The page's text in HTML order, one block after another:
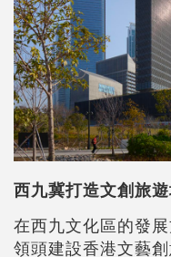
西九冀打造文創旅
在西九文化區的發
領頭建設香港文藝